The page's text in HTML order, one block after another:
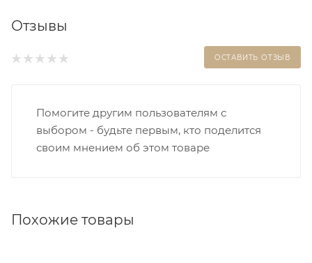
Отзывы
ОСТАВИТЬ ОТЗЫВ
Помогите другим пользователям с
выбором - будьте первым, кто поделится
своим мнением об этом товаре
Похожие товары